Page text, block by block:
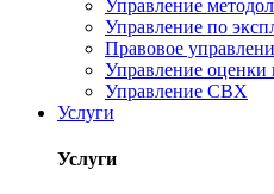
Управление
Управление по
Правовое
Управление оценки
Управление СВХ
Услуги
Услуги